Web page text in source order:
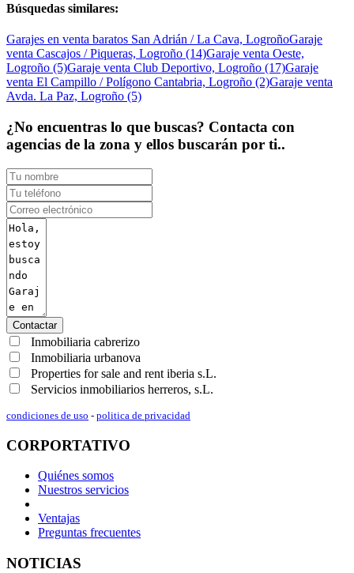
Búsquedas similares:
Garajes en venta baratos San Adrián / La Cava, LogroñoGaraje
venta Cascajos / Piqueras, Logroño (14)Garaje venta Oeste,
Logroño (5)Garaje venta Club Deportivo, Logroño (17)Garaje
venta El Campillo / Polígono Cantabria, Logroño (2)Garaje venta
Avda. La Paz, Logroño (5)
¿No encuentras lo que buscas? Contacta con
agencias de la zona y ellos buscarán por ti..
Contactar
Inmobiliaria cabrerizo
Inmobiliaria urbanova
Properties for sale and rent iberia s.L.
Servicios inmobiliarios herreros, s.L.
condiciones de uso - politica de privacidad
CORPORTATIVO
Quiénes somos
Nuestros servicios
Ventajas
Preguntas frecuentes
NOTICIAS